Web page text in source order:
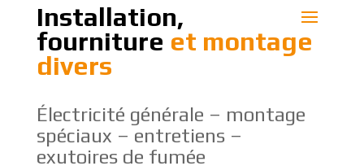
Installation,
fourniture et montage
divers
Électricité générale – montage
spéciaux – entretiens –
exutoires de fumée